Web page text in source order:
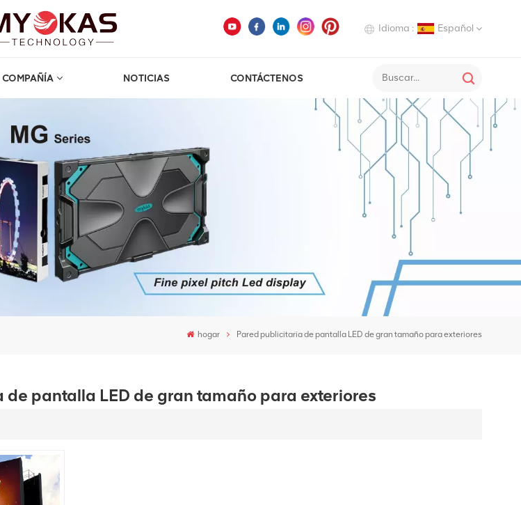
Idioma : Español
Deutsch
Italiano
Español
COMPAÑÍA NOTICIAS CONTÁCTENOS
hogar Pared publicitaria de pantalla LED de gran tamaño para exteriores
pantalla LED de gran tamaño para exteriores